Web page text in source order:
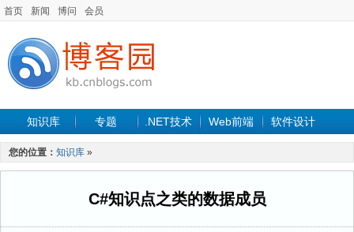
首页 新闻 博问 会员
知识库 专题 .NET技术 Web前端 软件设计
手机开发
最新文章
您的位置： 知识库 »
C#知识点之类的数据成员